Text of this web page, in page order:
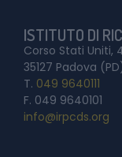
ISTITUTO DI
Corso Stati Uniti,
35127 Padova
T. 049 9640111
F. 049 9640101
info@irpcds.org